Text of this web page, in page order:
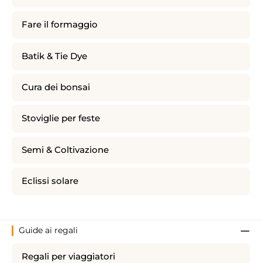
Fare il formaggio
Batik & Tie Dye
Cura dei bonsai
Stoviglie per feste
Semi & Coltivazione
Eclissi solare
Guide ai regali
Regali per viaggiatori